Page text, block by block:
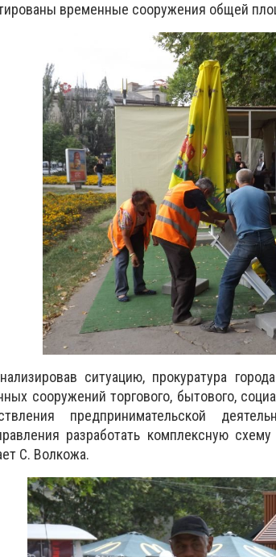
временные сооружения общей
ситуацию, прокуратура
сооружений торгового, бытового,
предпринимательской
разработать комплексную
С. Волкожа.